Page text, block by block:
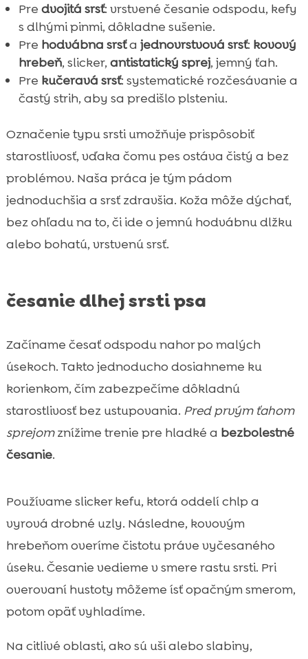
Pre dvojitá srsť: vrstvené česanie odspodu, kefy
s dlhými pinmi, dôkladne sušenie.
Pre hodvábna srsťa jednovrstvová srsť: kovový
hrebeň, slicker, antistatický sprej, jemný ťah.
Pre kučeravá srsť: systematické rozčesávanie a
častý strih, aby sa predišlo plsteniu.
Označenie typu srsti umožňuje prispôsobiť
starostlivosť, vďaka čomu pes ostáva čistý a bez
problémov. Naša práca je tým pádom
jednoduchšia a srsť zdravšia. Koža môže dýchať,
bez ohľadu na to, či ide o jemnú hodvábnu dlžku
alebo bohatú, vrstvenú srsť.
česanie dlhej srsti psa
Začíname česať odspodu nahor po malých
úsekoch. Takto jednoducho dosiahneme ku
korienkom, čím zabezpečíme dôkladnú
starostlivosť bez ustupovania. Pred prvým ťahom
sprejomznížime trenie pre hladké a bezbolestné
česanie.
Používame slicker kefu, ktorá oddelí chlp a
vyrová drobné uzly. Následne, kovovým
hrebeňom overíme čistotu práve vyčesaného
úseku. Česanie vedieme v smere rastu srsti. Pri
overovaní hustoty môžeme ísť opačným smerom,
potom opäť vyhladíme.
Na citlivé oblasti, ako sú uši alebo slabiny,